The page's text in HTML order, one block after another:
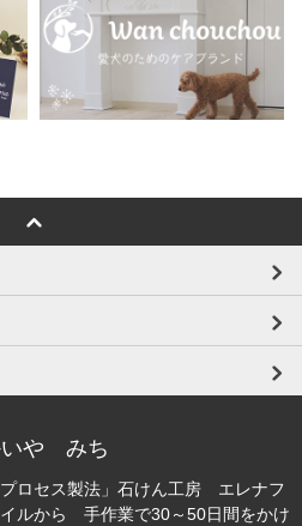
いや みち
ロセス製法」石けん工房 エレナフ
ルから 手作業で30～50日間をかけ